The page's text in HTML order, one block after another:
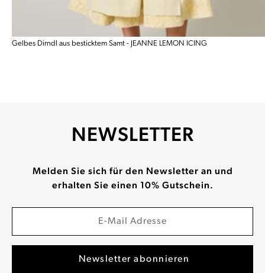
Gelbes Dirndl aus besticktem Samt - JEANNE LEMON ICING
NEWSLETTER
Melden Sie sich für den Newsletter an und
erhalten Sie einen 10% Gutschein.